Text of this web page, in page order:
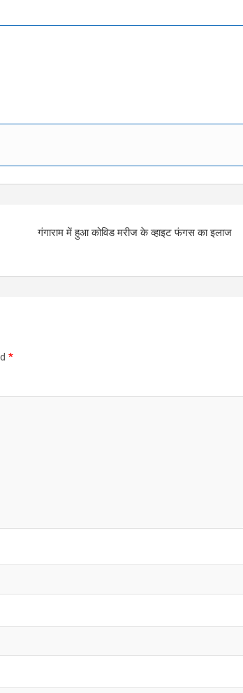
गंगाराम में हुआ कोविड मरीज के व्हाइट फंगस का इलाज
*